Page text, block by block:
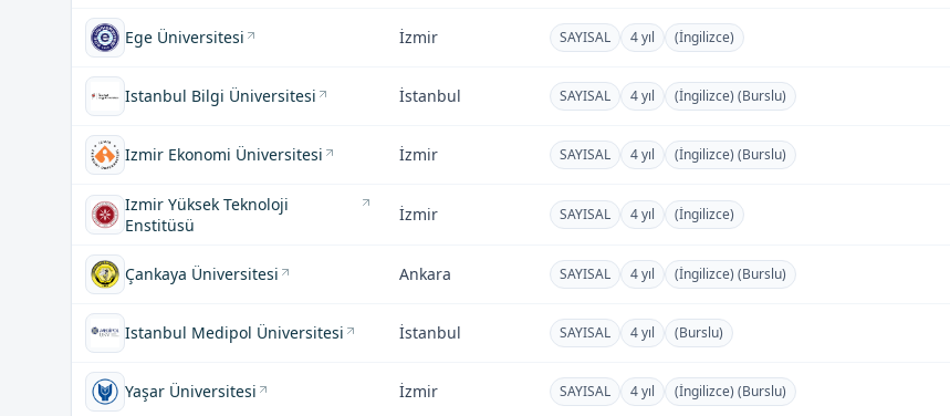
Ege Üniversitesi İzmir SAYISAL 4 yıl (İngilizce)
Istanbul Bilgi Üniversitesi İstanbul SAYISAL 4 yıl (İngilizce) (Burslu)
Izmir Ekonomi Üniversitesi İzmir SAYISAL 4 yıl (İngilizce) (Burslu)
Izmir Yüksek Teknoloji
Enstitüsü
İzmir SAYISAL 4 yıl (İngilizce)
Çankaya Üniversitesi Ankara SAYISAL 4 yıl (İngilizce) (Burslu)
Istanbul Medipol Üniversitesi İstanbul SAYISAL 4 yıl (Burslu)
Yaşar Üniversitesi İzmir SAYISAL 4 yıl (İngilizce) (Burslu)